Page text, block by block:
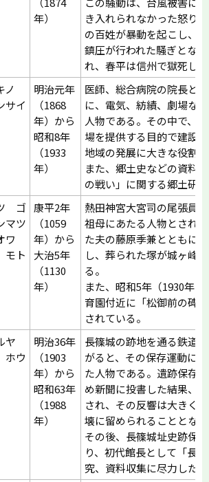
年）
き入れられなかった怒り
の百姓が暴動を起こし、
鎮圧が行われた騒ぎとな
れ、春平は信州で獄死し
ノ
サイ
明治元年
（1868
年）から
昭和8年
（1933
年）
医師、総合病院の院長と
に、電気、紡績、劇場な
人物である。その中で、
場を提供する目的で建設
地域の発展に大きな役割
また、郷土史などの資料
の戦い」に関する郷土研
ゴ
マツ
ワ
ト
康平2年
（1059
年）から
大治5年
（1130
年）
熱田神宮大宮司の尾張員
祖母にあたる人物とされ
た夫の藤原季兼とともに
し、葬られた塚が城ヶ峰
る。
また、昭和5年（1930年
育園付近に「松御前の碑
されている。
ヤ
ウ
明治36年
（1903
年）から
昭和63年
（1988
年）
長篠城の跡地を通る鉄道
がると、その保存運動に
た人物である。遺跡保存
め新聞に投書した結果、
され、その反響は大きく
壊に留められることとな
その後、長篠城址史跡保
り、初代館長として「長
究、資料収集に尽力した。